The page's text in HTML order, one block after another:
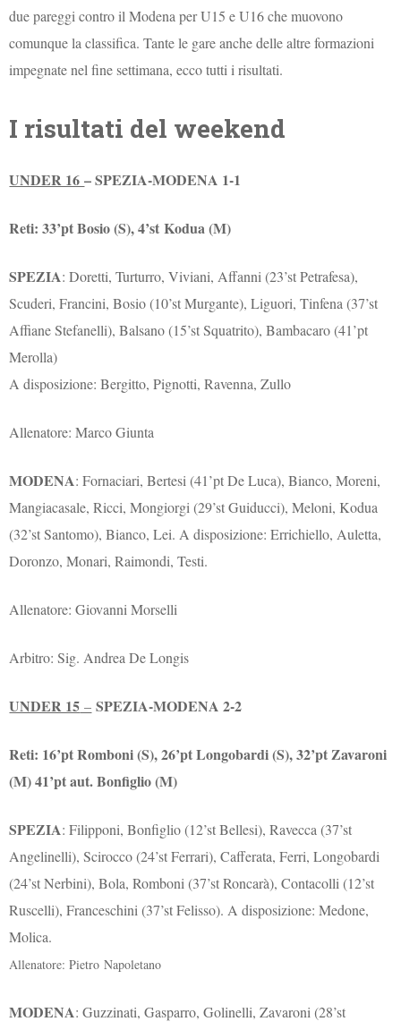
due pareggi contro il Modena per U15 e U16 che muovono
comunque la classifica. Tante le gare anche delle altre formazioni
impegnate nel fine settimana, ecco tutti i risultati.
I risultati del weekend
UNDER 16– SPEZIA-MODENA 1-1
Reti: 33’pt Bosio (S), 4’st Kodua (M)
SPEZIA: Doretti, Turturro, Viviani, Affanni (23’st Petrafesa),
Scuderi, Francini, Bosio (10’st Murgante), Liguori, Tinfena (37’st
Affiane Stefanelli), Balsano (15’st Squatrito), Bambacaro (41’pt
Merolla)
A disposizione: Bergitto, Pignotti, Ravenna, Zullo
Allenatore: Marco Giunta
MODENA: Fornaciari, Bertesi (41’pt De Luca), Bianco, Moreni,
Mangiacasale, Ricci, Mongiorgi (29’st Guiducci), Meloni, Kodua
(32’st Santomo), Bianco, Lei. A disposizione: Errichiello, Auletta,
Doronzo, Monari, Raimondi, Testi.
Allenatore: Giovanni Morselli
Arbitro: Sig. Andrea De Longis
UNDER 15 – SPEZIA-MODENA 2-2
Reti: 16’pt Romboni (S), 26’pt Longobardi (S), 32’pt Zavaroni
(M) 41’pt aut. Bonfiglio (M)
SPEZIA: Filipponi, Bonfiglio (12’st Bellesi), Ravecca (37’st
Angelinelli), Scirocco (24’st Ferrari), Cafferata, Ferri, Longobardi
(24’st Nerbini), Bola, Romboni (37’st Roncarà), Contacolli (12’st
Ruscelli), Franceschini (37’st Felisso). A disposizione: Medone,
Molica.
Allenatore: Pietro Napoletano
MODENA: Guzzinati, Gasparro, Golinelli, Zavaroni (28’st